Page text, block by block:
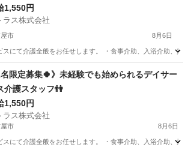
1,550円
ラス株式会社
市 8月6日
スにて介護全般をお任せします。 ・食事介助、入浴介助、
介護 スタッフ
名限定募集🍀》未経験でも始められるデイサー
介護スタッフ👫
1,550円
ラス株式会社
市 8月6日
スにて介護全般をお任せします。 ・食事介助、入浴介助、